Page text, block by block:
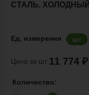
СТАЛЬ, ХОЛОДНЫЙ
Ед. измерения шт
Цена за шт:11 774 ₽
Количество: